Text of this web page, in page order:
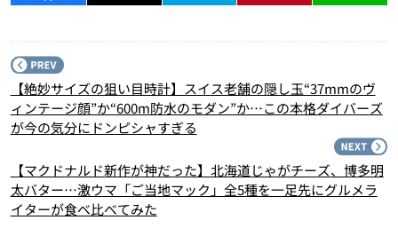
【絶妙サイズの狙い目時計】スイス老舗の隠し玉“37mmのヴ
ィンテージ顔”か“600m防水のモダン”か…この本格ダイバーズ
が今の気分にドンピシャすぎる
【マクドナルド新作が神だった】北海道じゃがチーズ、博多明
太バター…激ウマ「ご当地マック」全5種を一足先にグルメラ
イターが食べ比べてみた